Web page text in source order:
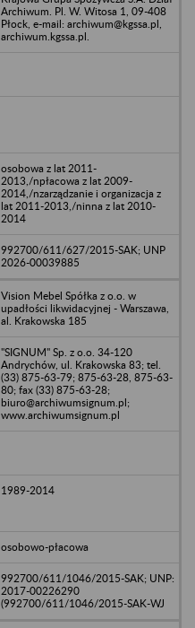
Archiwum. Pl. W. Witosa 1, 09-408
Płock, e-mail: archiwum@kgssa.pl,
archiwum.kgssa.pl.
osobowa z lat 2011-
2013,/npłacowa z lat 2009-
2014,/nzarządzanie i organizacja z
lat 2011-2013,/ninna z lat 2010-
2014
992700/611/627/2015-SAK; UNP
2026-00039885
Vision Mebel Spółka z o.o. w
upadłości likwidacyjnej - Warszawa,
al. Krakowska 185
"SIGNUM" Sp. z o.o. 34-120
Andrychów, ul. Krakowska 83; tel.
(33) 875-63-79; 875-63-28, 875-63-
80; fax (33) 875-63-28;
biuro@archiwumsignum.pl;
www.archiwumsignum.pl
1989-2014
osobowo-płacowa
992700/611/1046/2015-SAK; UNP:
2017-00226290
(992700/611/1046/2015-SAK-WJ